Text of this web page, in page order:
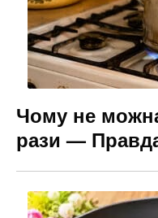
Чому не
рази —